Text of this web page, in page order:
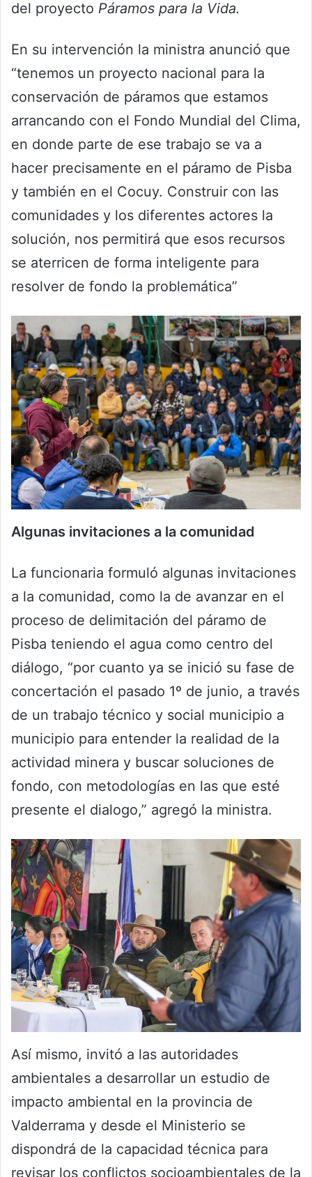
del proyecto Páramos para la Vida.
En su intervención la ministra anunció que
“tenemos un proyecto nacional para la
conservación de páramos que estamos
arrancando con el Fondo Mundial del Clima,
en donde parte de ese trabajo se va a
hacer precisamente en el páramo de Pisba
y también en el Cocuy. Construir con las
comunidades y los diferentes actores la
solución, nos permitirá que esos recursos
se aterricen de forma inteligente para
resolver de fondo la problemática”
Algunas invitaciones a la comunidad
La funcionaria formuló algunas invitaciones
a la comunidad, como la de avanzar en el
proceso de delimitación del páramo de
Pisba teniendo el agua como centro del
diálogo, “por cuanto ya se inició su fase de
concertación el pasado 1º de junio, a través
de un trabajo técnico y social municipio a
municipio para entender la realidad de la
actividad minera y buscar soluciones de
fondo, con metodologías en las que esté
presente el dialogo,” agregó la ministra.
Así mismo, invitó a las autoridades
ambientales a desarrollar un estudio de
impacto ambiental en la provincia de
Valderrama y desde el Ministerio se
dispondrá de la capacidad técnica para
revisar los conflictos socioambientales de la